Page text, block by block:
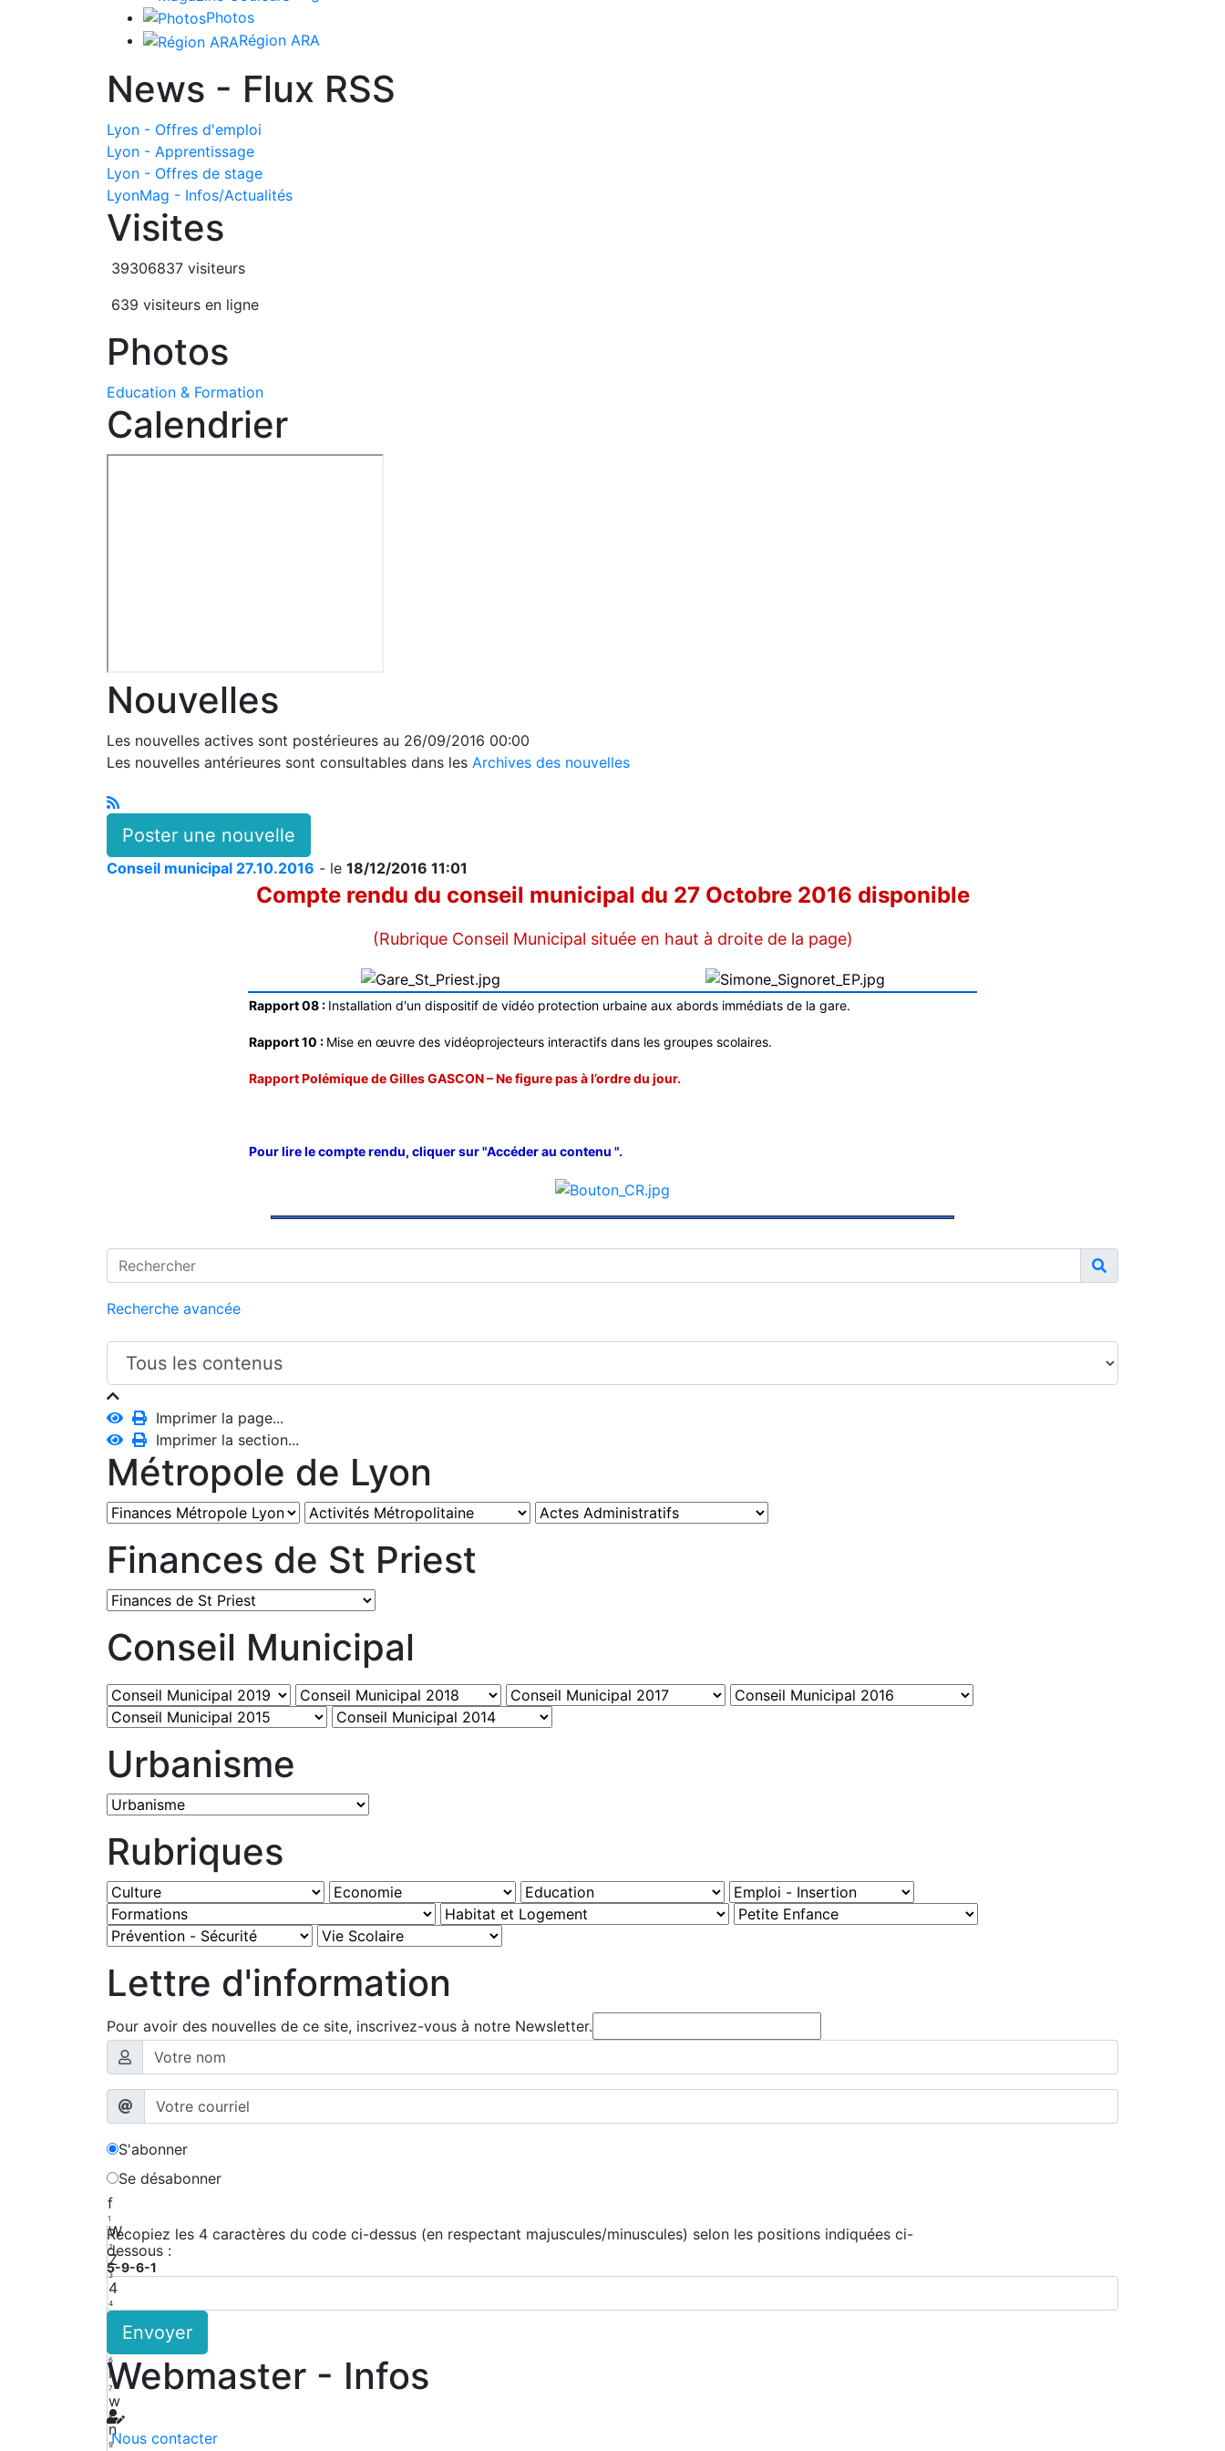
Photos
Région ARA
News - Flux RSS
Lyon - Offres d'emploi
Lyon - Apprentissage
Lyon - Offres de stage
LyonMag - Infos/Actualités
Visites
39306837 visiteurs
639 visiteurs en ligne
Photos
Education & Formation
Calendrier
Nouvelles
Les nouvelles actives sont postérieures au 26/09/2016 00:00
Les nouvelles antérieures sont consultables dans les Archives des nouvelles
Poster une nouvelle
Conseil municipal 27.10.2016 - le 18/12/2016 11:01
Compte rendu du conseil municipal du 27 Octobre 2016 disponible
(Rubrique Conseil Municipal située en haut à droite de la page)
Rapport 08 : Installation d'un dispositif de vidéo protection urbaine aux abords immédiats de la gare.
Rapport 10 : Mise en œuvre des vidéoprojecteurs interactifs dans les groupes scolaires.
Rapport Polémique de Gilles GASCON – Ne figure pas à l’ordre du jour.
Pour lire le compte rendu, cliquer sur "Accéder au contenu ".
Recherche avancée
Imprimer la page...
Imprimer la section...
Métropole de Lyon
Finances de St Priest
Conseil Municipal
Urbanisme
Rubriques
Lettre d'information
Pour avoir des nouvelles de ce site, inscrivez-vous à notre Newsletter.
S'abonner
Se désabonner
f
1
W
2
Z
3
4
4
a
6
r
7
w
8
n
9
Recopiez les 4 caractères du code ci-dessus (en respectant majuscules/minuscules) selon les positions indiquées ci-
dessous :
5-9-6-1
Envoyer
Webmaster - Infos
Nous contacter